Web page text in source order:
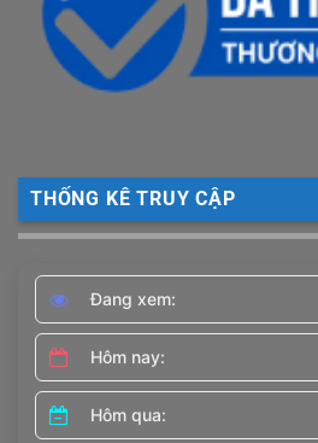
THỐNG KÊ TRUY CẬP
Đang xem:
Hôm nay:
Hôm qua: